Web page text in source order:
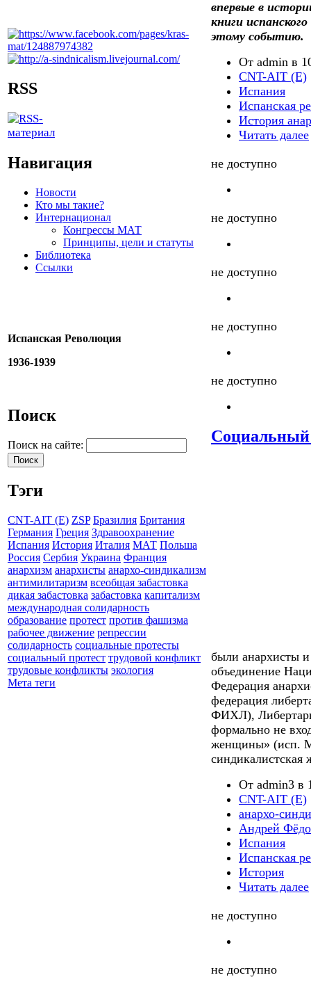
RSS
Навигация
Новости
Кто мы такие?
Интернационал
Конгрессы МАТ
Принципы, цели и статуты
Библиотека
Ссылки
Испанская Революция
1936-1939
Поиск
Поиск на сайте:
Тэги
CNT-AIT (E) ZSP Бразилия Британия
Германия Греция Здравоохранение
Испания История Италия МАТ Польша
Россия Сербия Украина Франция
анархизм анархисты анархо-синдикализм
антимилитаризм всеобщая забастовка
дикая забастовка забастовка капитализм
международная солидарность
образование протест против фашизма
рабочее движение репрессии
солидарность социальные протесты
социальный протест трудовой конфликт
трудовые конфликты экология
Мета теги
впервые в
книги
этому событию.
От admin в
CNT-AIT (E)
Испания
Испанская
История
Читать далее
не доступно
не доступно
не доступно
не доступно
не доступно
Социальный
были анархисты
объединение
Федерация
федерация
ФИХЛ),
формально не
женщины» (исп.
синдикалистская
От admin3 в
CNT-AIT (E)
анархо-
Андрей
Испания
Испанская
История
Читать далее
не доступно
не доступно